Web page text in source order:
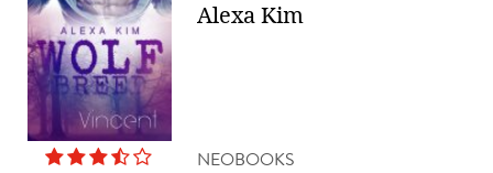
Alexa Kim
NEOBOOKS